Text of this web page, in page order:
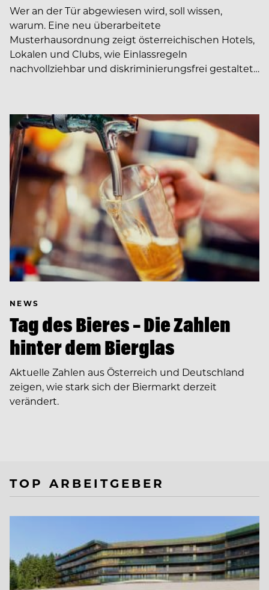
Wer an der Tür abgewiesen wird, soll wissen,
warum. Eine neu überarbeitete
Musterhausordnung zeigt österreichischen Hotels,
Lokalen und Clubs, wie Einlassregeln
nachvollziehbar und diskriminierungsfrei gestaltet…
NEWS
Tag des Bieres – Die Zahlen
hinter dem Bierglas
Aktuelle Zahlen aus Österreich und Deutschland
zeigen, wie stark sich der Biermarkt derzeit
verändert.
TOP ARBEITGEBER